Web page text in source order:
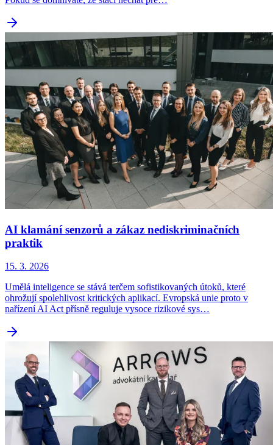
AI klamání senzorů a zákaz nediskriminačních
praktik
15. 3. 2026
Umělá inteligence se stává terčem sofistikovaných útoků, které
ohrožují spolehlivost kritických aplikací. Evropská unie proto v
nařízení AI Act přísně reguluje vysoce rizikové sys…